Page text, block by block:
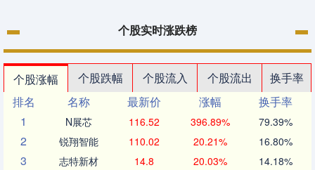
个股实时涨跌榜
个股涨幅 个股跌幅 个股流入 个股流出
换手率
排名
名称 最新价 涨幅
换手率
1
N展芯 116.52 396.89% 79.39%
2 锐翔智能 110.02 20.21% 16.80%
3 志特新材 14.8 20.03% 14.18%